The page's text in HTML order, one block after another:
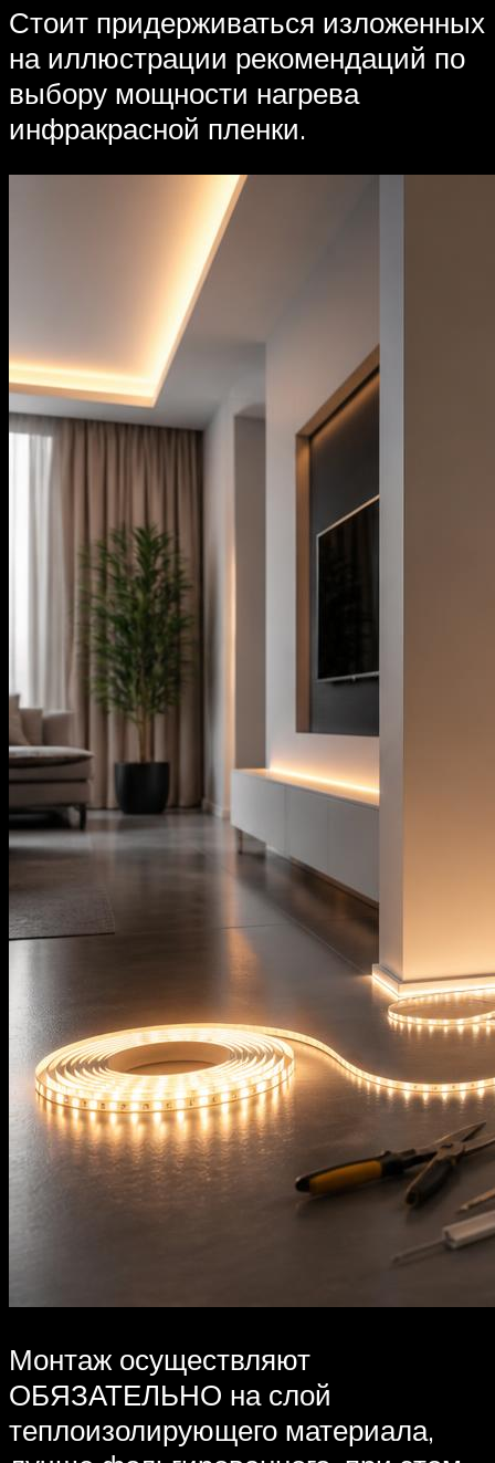
Стоит придерживаться изложенных
на иллюстрации рекомендаций по
выбору мощности нагрева
инфракрасной пленки.
Монтаж осуществляют
ОБЯЗАТЕЛЬНО на слой
теплоизолирующего материала,